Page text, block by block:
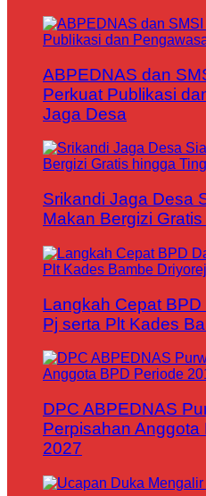
ABPEDNAS dan
Perkuat Publikasi
Jaga Desa
Srikandi Jaga Desa
Makan Bergizi
Langkah Cepat
Pj serta Plt Kades
DPC ABPEDNAS
Perpisahan
2027